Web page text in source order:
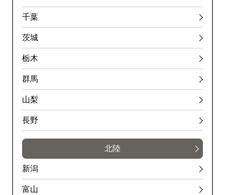
千葉
茨城
栃木
群馬
山梨
長野
北陸
新潟
富山